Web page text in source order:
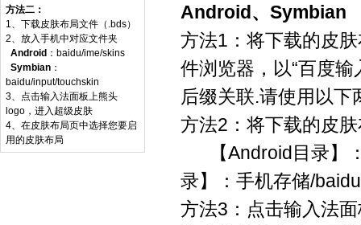
方法二：
1、下载皮肤布局文件（.bds）
2、放入手机中对应文件夹
Android ：baidu/ime/skins
Symbian ：
baidu/input/touchskin
3、点击输入法面板上熊头
logo，进入超级皮肤
4、在皮肤布局页中选择您要启
用的皮肤布局
Android、Symbian
方法1：将下载的皮
件浏览器，以“百度
后缀关联.请使用以下
方法2：将下载的皮
【Android目录】
录】：手机存储/
方法3：点击输入法